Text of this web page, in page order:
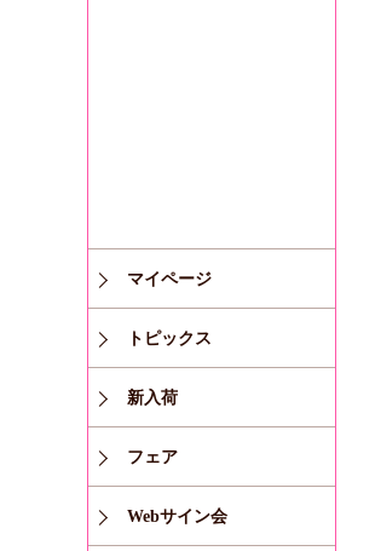
マイページ
トピックス
新入荷
フェア
Webサイン会